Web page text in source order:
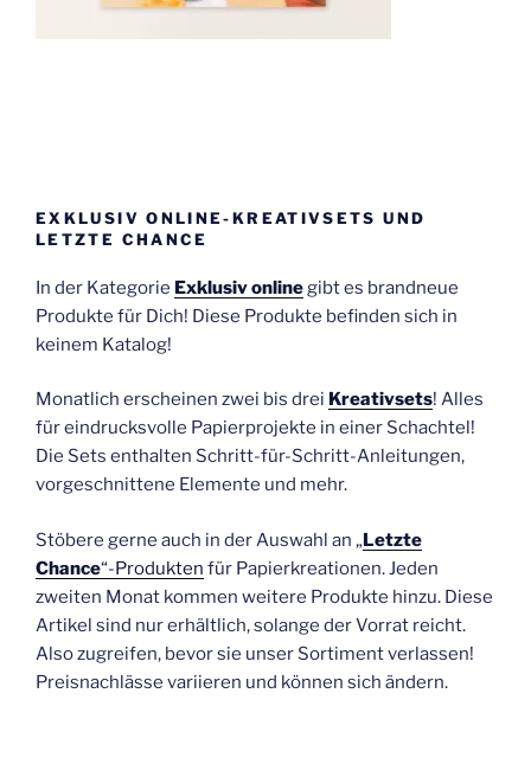
EXKLUSIV ONLINE-KREATIVSETS UND
LETZTE CHANCE
In der Kategorie Exklusiv onlinegibt es brandneue
Produkte für Dich! Diese Produkte befinden sich in
keinem Katalog!
Monatlich erscheinen zwei bis drei Kreativsets! Alles
für eindrucksvolle Papierprojekte in einer Schachtel!
Die Sets enthalten Schritt-für-Schritt-Anleitungen,
vorgeschnittene Elemente und mehr.
Stöbere gerne auch in der Auswahl an „Letzte
Chance“-Produkten für Papierkreationen. Jeden
zweiten Monat kommen weitere Produkte hinzu. Diese
Artikel sind nur erhältlich, solange der Vorrat reicht.
Also zugreifen, bevor sie unser Sortiment verlassen!
Preisnachlässe variieren und können sich ändern.